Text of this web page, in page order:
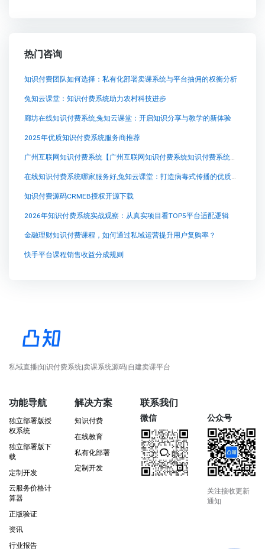
热门咨询
知识付费团队如何选择：私有化部署卖课系统与平台抽佣的权衡分析
兔知云课堂：知识付费系统助力农村科技进步
廊坊在线知识付费系统,兔知云课堂：开启知识分享与教学的新体验
2025年优质知识付费系统服务商推荐
广州互联网知识付费系统【广州互联网知识付费系统知识付费系统系统怎么制作，知识付费系统搭建使用教程】
在线知识付费系统哪家服务好,兔知云课堂：打造病毒式传播的优质知识产品
知识付费源码CRMEB授权开源下载
2026年知识付费系统实战观察：从真实项目看TOP5平台适配逻辑
金融理财知识付费课程，如何通过私域运营提升用户复购率？
快手平台课程销售收益分成规则
私域直播|知识付费系统|卖课系统源码|自建卖课平台
功能导航
独立部署版授
权系统
独立部署版下
载
定制开发
云服务价格计
算器
正版验证
资讯
行业报告
解决方案
知识付费
在线教育
私有化部署
定制开发
联系我们
微信 公众号
关注接收更新
通知